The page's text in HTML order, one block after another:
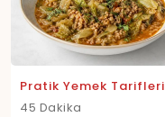
Pratik Yemek Tarifleri
45 Dakika